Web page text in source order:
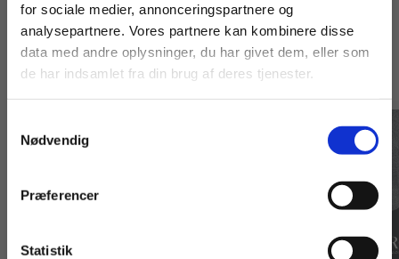
for sociale medier, annonceringspartnere og
analysepartnere. Vores partnere kan kombinere disse
data med andre oplysninger, du har givet dem, eller som
de har indsamlet fra din brug af deres tjenester.
Nødvendig
Præferencer
Statistik
Andre har også købt
For privatkunder og
studerende. Du får
vist priser inkl.
For institutioner og
virksomheder. Du
får vist priser ekskl.